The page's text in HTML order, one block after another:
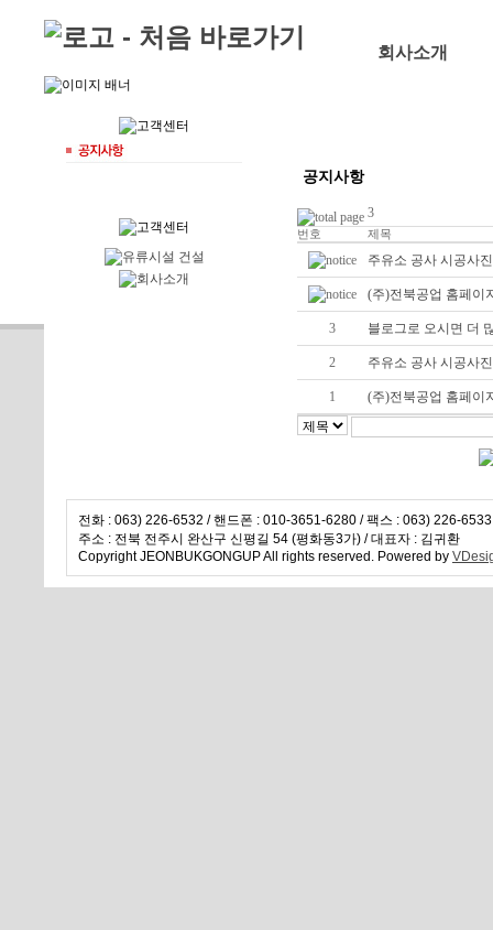
Skip to content
회사소개
공지사항
3
번호 제목
주유소 공사 시공사진
(주)전북공업 홈페이
3 블로그로 오시면 더
2 주유소 공사 시공사진
1 (주)전북공업 홈페이
전화 : 063) 226-6532 / 핸드폰 : 010-3651-6280 / 팩스 : 063) 226-
주소 : 전북 전주시 완산구 신평길 54 (평화동3가) / 대표자 : 김귀환
Copyright JEONBUKGONGUP All rights reserved. Powered by